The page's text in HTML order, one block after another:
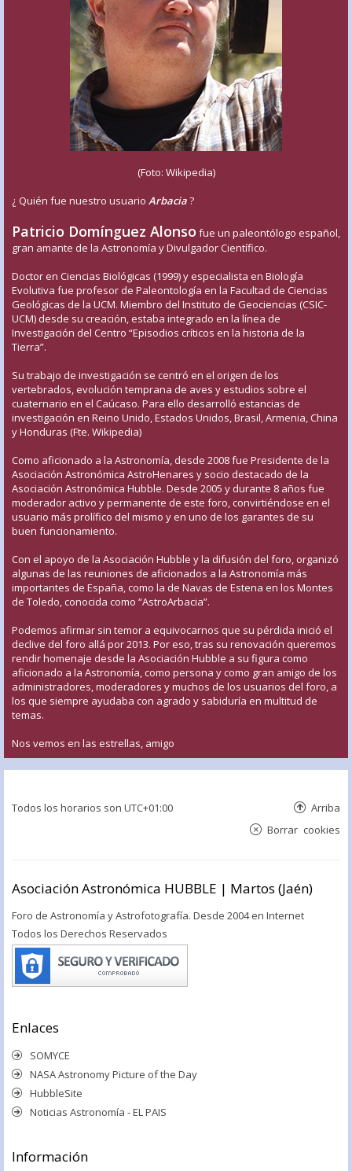
(Foto: Wikipedia)
¿ Quién fue nuestro usuario Arbacia?
Patricio Domínguez Alonso fue un paleontólogo español,
gran amante de la Astronomía y Divulgador Científico.
Doctor en Ciencias Biológicas (1999) y especialista en Biología
Evolutiva fue profesor de Paleontología en la Facultad de Ciencias
Geológicas de la UCM. Miembro del Instituto de Geociencias (CSIC-
UCM) desde su creación, estaba integrado en la línea de
Investigación del Centro “Episodios críticos en la historia de la
Tierra”.
Su trabajo de investigación se centró en el origen de los
vertebrados, evolución temprana de aves y estudios sobre el
cuaternario en el Caúcaso. Para ello desarrolló estancias de
investigación en Reino Unido, Estados Unidos, Brasil, Armenia, China
y Honduras (Fte. Wikipedia)
Como aficionado a la Astronomía, desde 2008 fue Presidente de la
Asociación Astronómica AstroHenares y socio destacado de la
Asociación Astronómica Hubble. Desde 2005 y durante 8 años fue
moderador activo y permanente de este foro, convirtiéndose en el
usuario más prolífico del mismo y en uno de los garantes de su
buen funcionamiento.
Con el apoyo de la Asociación Hubble y la difusión del foro, organizó
algunas de las reuniones de aficionados a la Astronomía más
importantes de España, como la de Navas de Estena en los Montes
de Toledo, conocida como “AstroArbacia”.
Podemos afirmar sin temor a equivocarnos que su pérdida inició el
declive del foro allá por 2013. Por eso, tras su renovación queremos
rendir homenaje desde la Asociación Hubble a su figura como
aficionado a la Astronomía, como persona y como gran amigo de los
administradores, moderadores y muchos de los usuarios del foro, a
los que siempre ayudaba con agrado y sabiduría en multitud de
temas.
Nos vemos en las estrellas, amigo
Todos los horarios son UTC+01:00 Arriba
Borrar cookies
Asociación Astronómica HUBBLE | Martos (Jaén)
Foro de Astronomía y Astrofotografía. Desde 2004 en Internet
Todos los Derechos Reservados
Enlaces
SOMYCE
NASA Astronomy Picture of the Day
HubbleSite
Noticias Astronomía - EL PAIS
Información